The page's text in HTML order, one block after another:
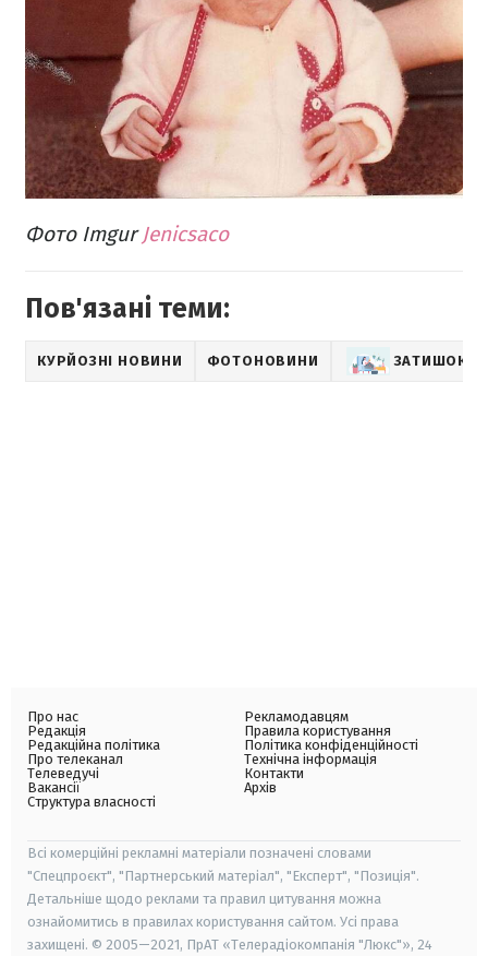
Фото ImgurJenicsaco
Пов'язані теми:
КУРЙОЗНІ НОВИНИ ФОТОНОВИНИ ЗАТИШОК
Про нас
Редакція
Редакційна політика
Про телеканал
Телеведучі
Вакансії
Структура власності
Рекламодавцям
Правила користування
Політика конфіденційності
Технічна інформація
Контакти
Архів
Всі комерційні рекламні матеріали позначені словами
"Спецпроєкт", "Партнерський матеріал", "Експерт", "Позиція".
Детальніше щодо реклами та правил цитування можна
ознайомитись в правилах користування сайтом. Усі права
захищені. © 2005—2021, ПрАТ «Телерадіокомпанія "Люкс"», 24